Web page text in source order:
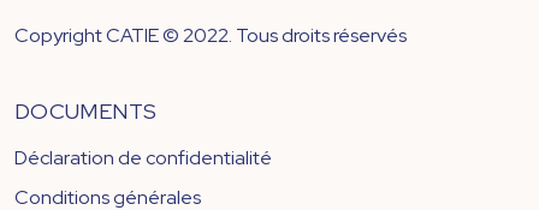
Copyright CATIE © 2022. Tous droits réservés
DOCUMENTS
Déclaration de confidentialité
Conditions générales